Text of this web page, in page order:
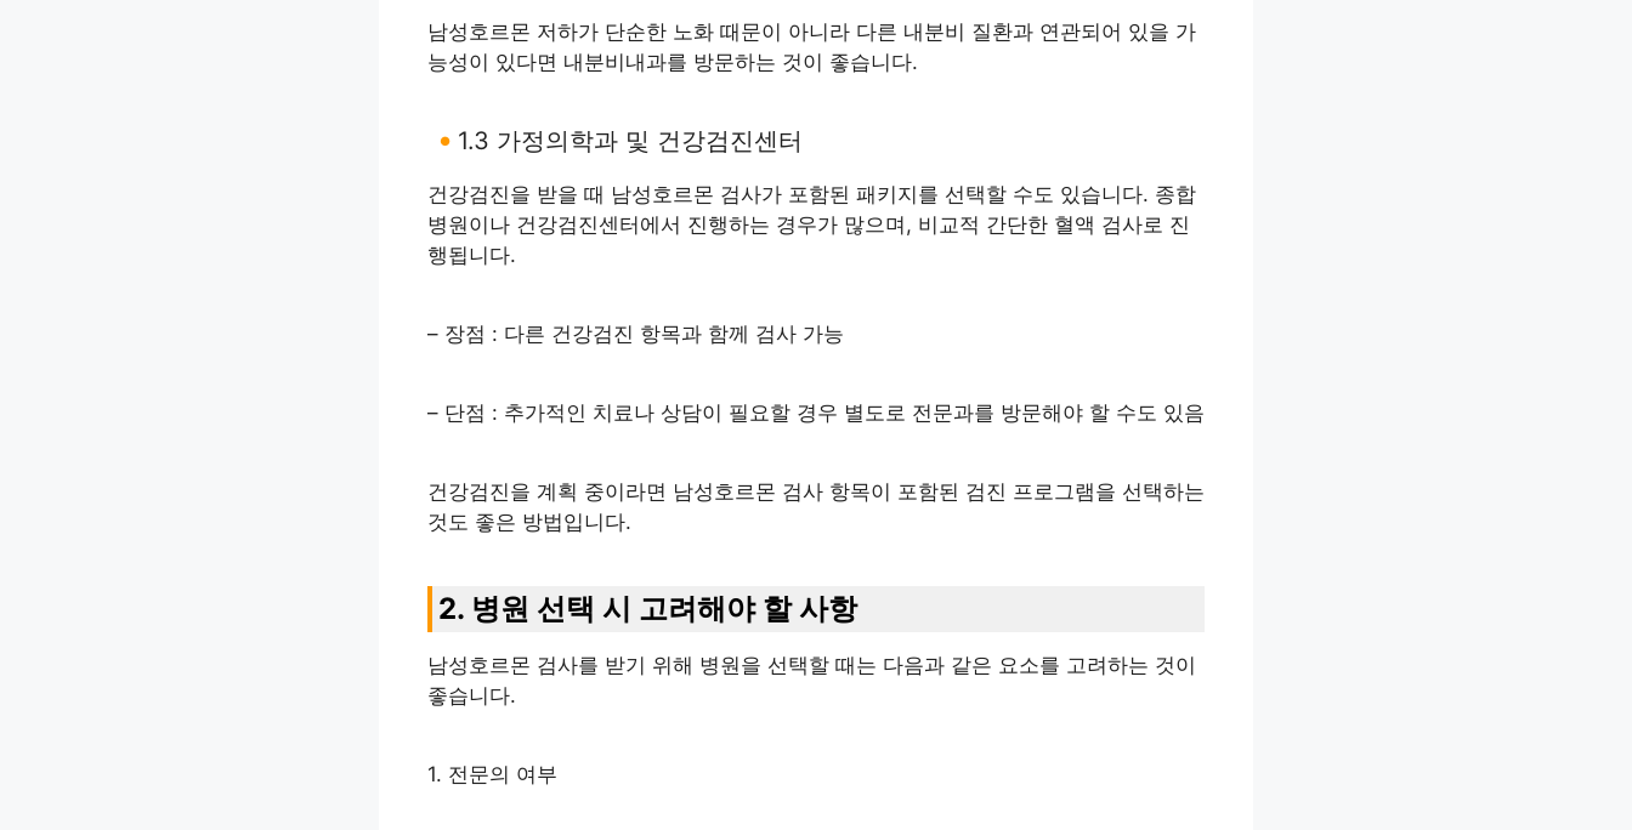
남성호르몬 저하가 단순한 노화 때문이 아니라 다른 내분비 질환과 연관되어 있을 가
능성이 있다면 내분비내과를 방문하는 것이 좋습니다.
1.3 가정의학과 및 건강검진센터
건강검진을 받을 때 남성호르몬 검사가 포함된 패키지를 선택할 수도 있습니다. 종합
병원이나 건강검진센터에서 진행하는 경우가 많으며, 비교적 간단한 혈액 검사로 진
행됩니다.
– 장점 : 다른 건강검진 항목과 함께 검사 가능
– 단점 : 추가적인 치료나 상담이 필요할 경우 별도로 전문과를 방문해야 할 수도 있음
건강검진을 계획 중이라면 남성호르몬 검사 항목이 포함된 검진 프로그램을 선택하는
것도 좋은 방법입니다.
2. 병원 선택 시 고려해야 할 사항
남성호르몬 검사를 받기 위해 병원을 선택할 때는 다음과 같은 요소를 고려하는 것이
좋습니다.
1. 전문의 여부